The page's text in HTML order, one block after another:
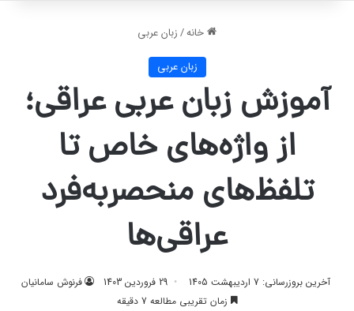
خانه/زبان عربی
زبان عربی
آموزش زبان عربی عراقی؛
از واژه‌های خاص تا
تلفظ‌های منحصربه‌فرد
عراقی‌ها
فرنوش سامانیان 29 فروردین 1403
آخرین بروزرسانی: 7 اردیبهشت 1405
زمان تقریبی مطالعه 7 دقیقه